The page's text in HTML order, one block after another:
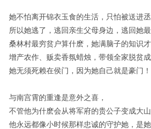
她不怕离开锦衣玉食的生活，只怕被送进
所以她逃了，逃回亲生父母身边，逃回她
桑林村最穷贫户算什麽，她满脑子的知识
增产农作、贩卖香氛蜡烛，带领全家脱贫
她无须死赖在侯门，因为她自己就是豪门！
与南宫霄的重逢是意外之喜，
不管他为什麽会从将军府的贵公子变成大山
他永远都像小时候那样忠诚的守护她，是她